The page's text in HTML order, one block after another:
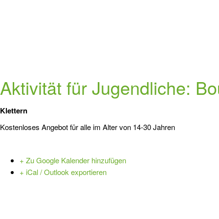
Aktivität für Jugendliche:
Klettern
Kostenloses Angebot für alle im Alter von 14-30 Jahren
+ Zu Google Kalender hinzufügen
+ iCal / Outlook exportieren